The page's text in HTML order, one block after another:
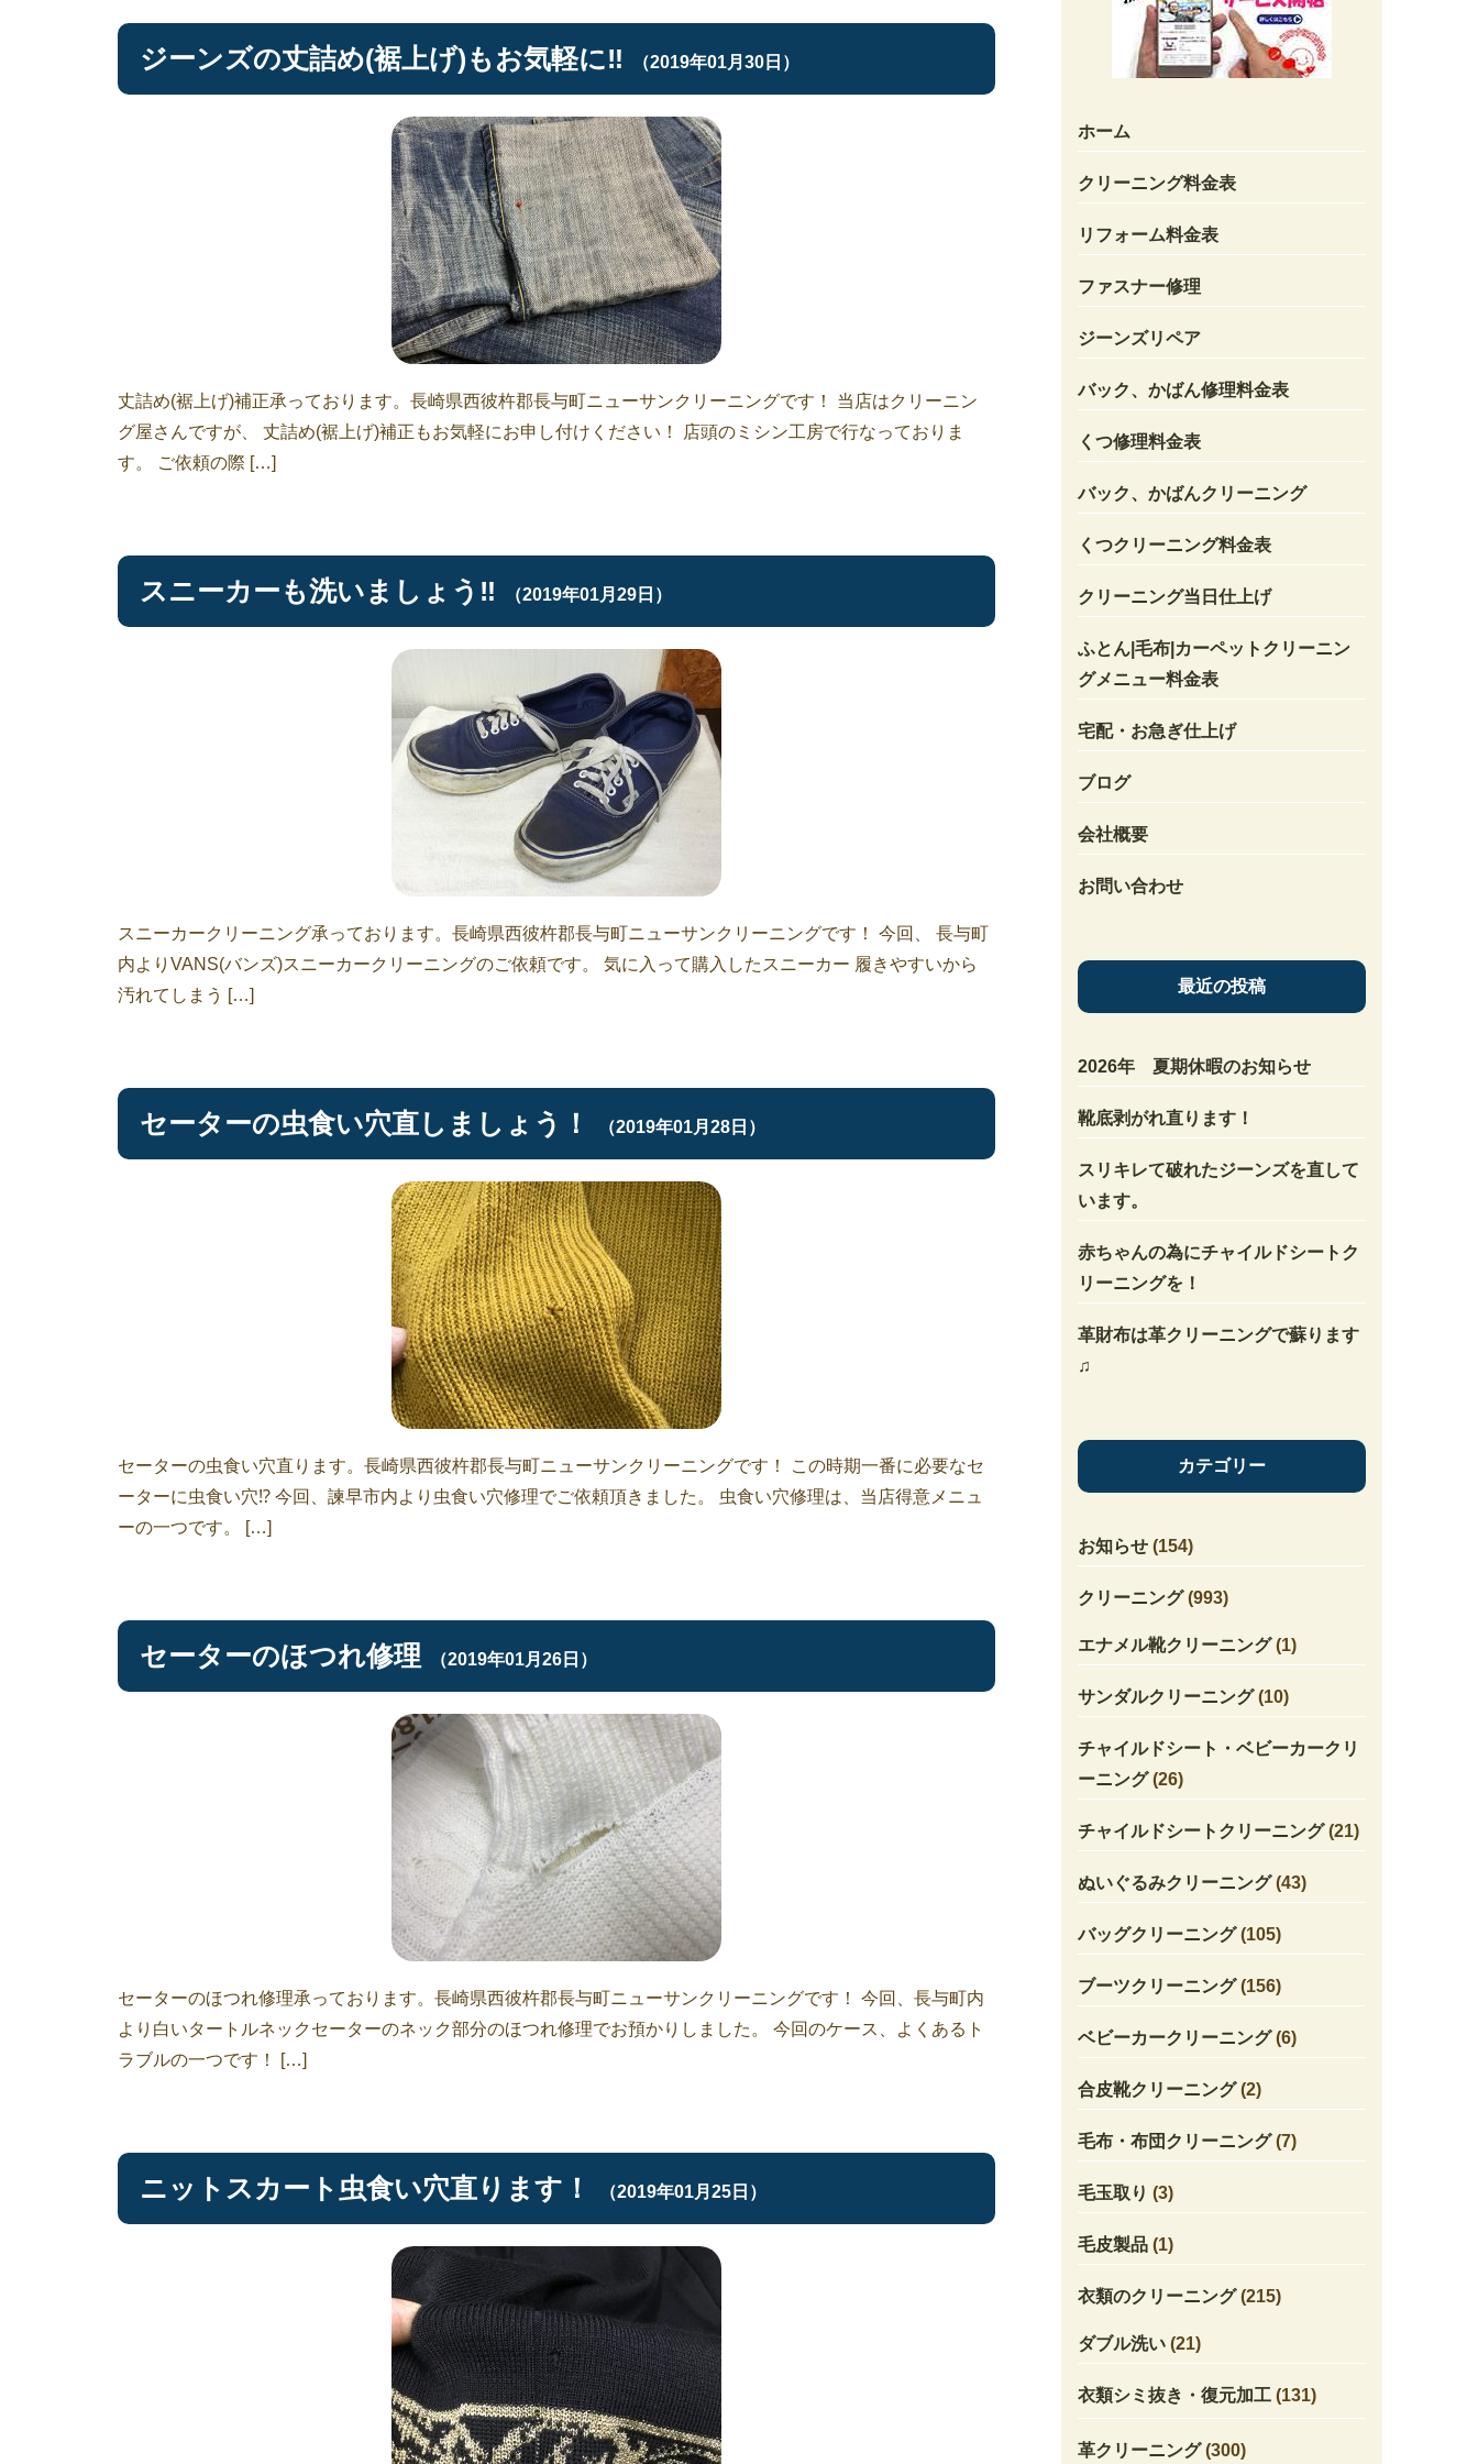
ホーム
クリーニング料金表
リフォーム料金表
ファスナー修理
ジーンズリペア
バック、かばん修理料金表
くつ修理料金表
バック、かばんクリーニング
くつクリーニング料金表
クリーニング当日仕上げ
ふとん|毛布|カーペットクリーニン
グメニュー料金表
宅配・お急ぎ仕上げ
ブログ
会社概要
お問い合わせ
最近の投稿
2026年 夏期休暇のお知らせ
靴底剥がれ直ります！
スリキレて破れたジーンズを直して
います。
赤ちゃんの為にチャイルドシートク
リーニングを！
革財布は革クリーニングで蘇ります
♫
カテゴリー
お知らせ(154)
クリーニング(993)
エナメル靴クリーニング(1)
サンダルクリーニング(10)
チャイルドシート・ベビーカークリ
ーニング(26)
チャイルドシートクリーニング(21)
ぬいぐるみクリーニング(43)
バッグクリーニング(105)
ブーツクリーニング(156)
ベビーカークリーニング(6)
合皮靴クリーニング(2)
毛布・布団クリーニング(7)
毛玉取り (3)
毛皮製品(1)
衣類のクリーニング(215)
ダブル洗い(21)
衣類シミ抜き・復元加工(131)
革クリーニング(300)
ジーンズの丈詰め(裾上げ)もお気軽に‼︎ （2019年01月30日）
丈詰め(裾上げ)補正承っております。長崎県西彼杵郡長与町ニューサンクリーニングです！ 当店はクリーニン
グ屋さんですが、 丈詰め(裾上げ)補正もお気軽にお申し付けください！ 店頭のミシン工房で行なっておりま
す。 ご依頼の際 […]
スニーカーも洗いましょう‼︎ （2019年01月29日）
スニーカークリーニング承っております。長崎県西彼杵郡長与町ニューサンクリーニングです！ 今回、 長与町
内よりVANS(バンズ)スニーカークリーニングのご依頼です。 気に入って購入したスニーカー 履きやすいから
汚れてしまう […]
セーターの虫食い穴直しましょう！ （2019年01月28日）
セーターの虫食い穴直ります。長崎県西彼杵郡長与町ニューサンクリーニングです！ この時期一番に必要なセ
ーターに虫食い穴⁉︎ 今回、諫早市内より虫食い穴修理でご依頼頂きました。 虫食い穴修理は、当店得意メニュ
ーの一つです。 […]
セーターのほつれ修理 （2019年01月26日）
セーターのほつれ修理承っております。長崎県西彼杵郡長与町ニューサンクリーニングです！ 今回、長与町内
より白いタートルネックセーターのネック部分のほつれ修理でお預かりしました。 今回のケース、よくあるト
ラブルの一つです！ […]
ニットスカート虫食い穴直ります！ （2019年01月25日）